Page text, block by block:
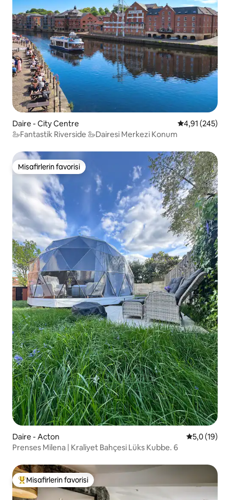
Daire - City Centre 5 üzerinden
4,91 (245)
🦢Fantastik Riverside 🦢Dairesi Merkezi Konum
Misafirlerin favorisi
Misafirlerin favorisi
Daire - Acton 55,0 (19)
Prenses Milena | Kraliyet Bahçesi Lüks Kubbe. 6
Misafirlerin favorilerinden en beğenilenler arasında
Misafirlerin favorisi